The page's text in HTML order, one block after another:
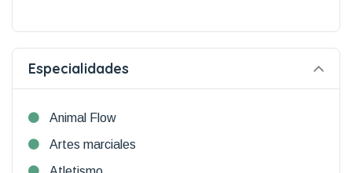
Especialidades
Animal Flow
Artes marciales